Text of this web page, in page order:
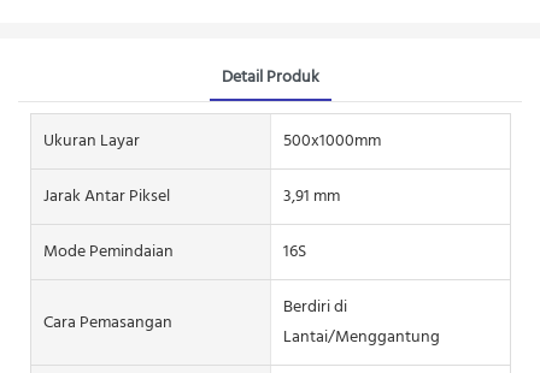
Detail Produk
Ukuran Layar
500x1000mm
Jarak Antar Piksel
3,91 mm
Mode Pemindaian
16S
Cara Pemasangan
Berdiri di
Lantai/Menggantung